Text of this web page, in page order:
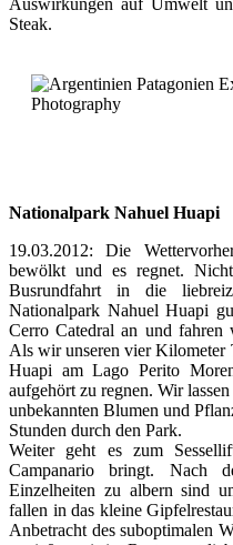
Steak.
Nationalpark Nahuel Huapi
19.03.2012: Die
bewölkt und es regnet.
Busrundfahrt in die
Nationalpark Nahuel Huapi
Cerro Catedral an und
Als wir unseren vier Kilometer
Huapi am Lago Perito
aufgehört zu regnen. Wir
unbekannten Blumen und
Stunden durch den Park.
Weiter geht es zum
Campanario bringt. Nach
Einzelheiten zu albern sind
fallen in das kleine
Anbetracht des suboptimalen